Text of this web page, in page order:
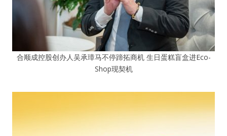
合顺成控股创办人吴承璋马不停蹄拓商机 生日蛋糕盲盒进Eco-
Shop现契机